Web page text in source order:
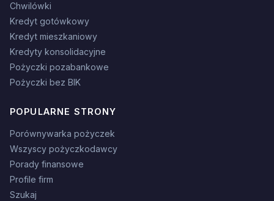
Chwilówki
Kredyt gotówkowy
Kredyt mieszkaniowy
Kredyty konsolidacyjne
Pożyczki pozabankowe
Pożyczki bez BIK
POPULARNE STRONY
Porównywarka pożyczek
Wszyscy pożyczkodawcy
Porady finansowe
Profile firm
Szukaj